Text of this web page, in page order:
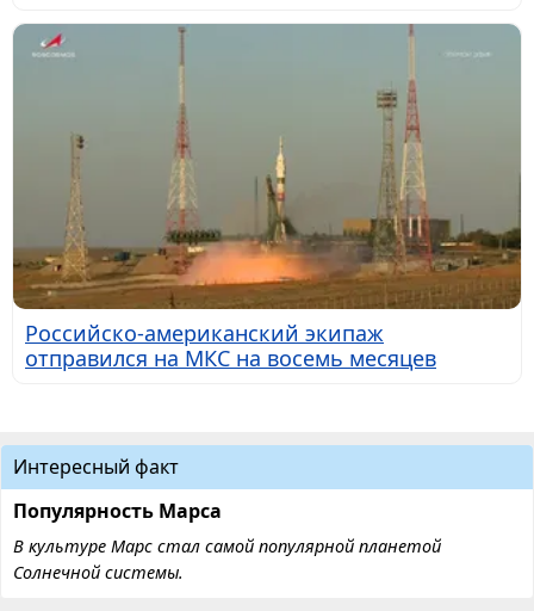
Российско-американский экипаж
отправился на МКС на восемь месяцев
Интересный факт
Популярность Марса
В культуре Марс стал самой популярной планетой
Солнечной системы.